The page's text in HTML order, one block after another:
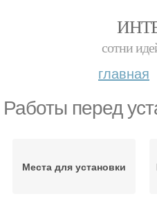
сотни
главная
Работы перед
Места для установки